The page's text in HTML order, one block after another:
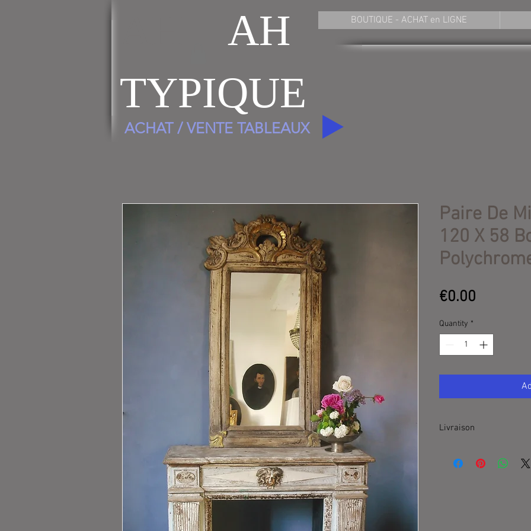
ACHAT / VENTE TABLEAUX
AH
TYPIQUE
BOUTIQUE - ACHAT en LIGNE
Paire De
120 X 58
€0.00Price
Quantity *
Livraison